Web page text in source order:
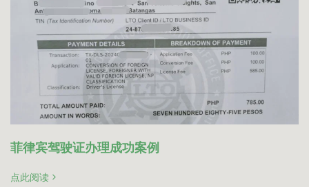
菲律宾驾驶证办理成功案例
点此阅读